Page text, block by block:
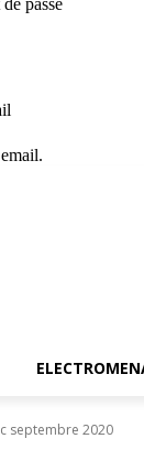
passe
septembre 2020